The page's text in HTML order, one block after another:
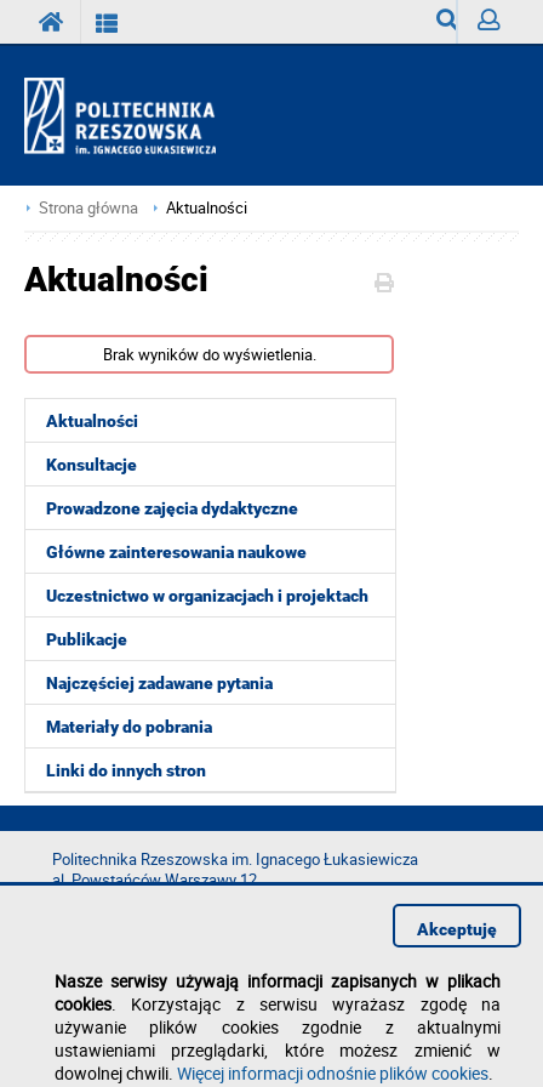
Strona główna Aktualności
Aktualności
Konsultacje
Prowadzone zajęcia dydaktyczne
Główne zainteresowania naukowe
Uczestnictwo w organizacjach i projektach
Publikacje
Najczęściej zadawane pytania
Materiały do pobrania
Linki do innych stron
Aktualności
Brak wyników do wyświetlenia.
Politechnika Rzeszowska im. Ignacego Łukasiewicza
al. Powstańców Warszawy 12
e-mail:kancelaria@prz.edu.pl
Deklaracja dostępności
Polityka prywatności
Zgłoś błąd na stronie
Nasze serwisy używają informacji zapisanych w plikach
cookies. Korzystając z serwisu wyrażasz zgodę na
używanie plików cookies zgodnie z aktualnymi
ustawieniami przeglądarki, które możesz zmienić w
dowolnej chwili. Więcej informacji odnośnie plików cookies.
Akceptuję